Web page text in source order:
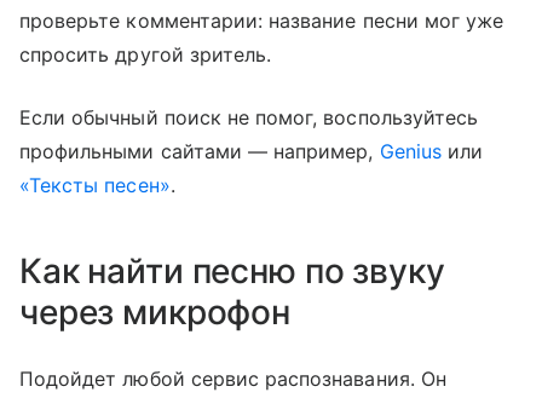
проверьте комментарии: название песни мог уже
спросить другой зритель.
Если обычный поиск не помог, воспользуйтесь
профильными сайтами — например, Geniusили
«Тексты песен».
Как найти песню по звуку
через микрофон
Подойдет любой сервис распознавания. Он